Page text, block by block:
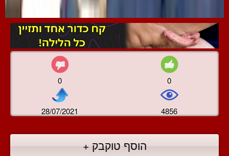
0 0
28/07/2021 4856
הוסף טוקבק +